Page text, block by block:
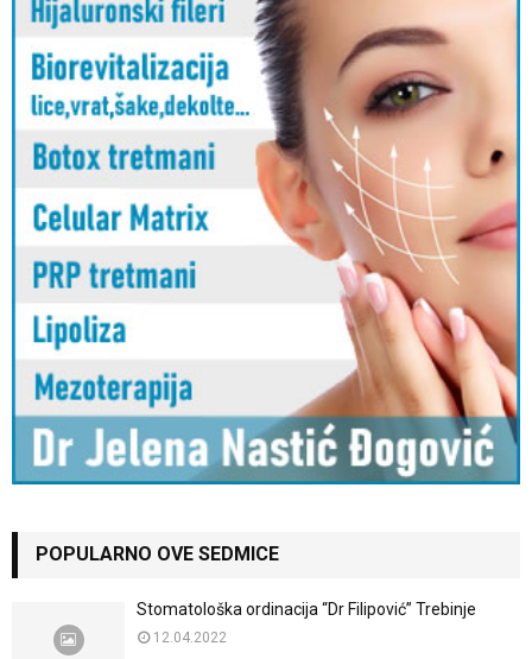
POPULARNO OVE SEDMICE
Stomatološka ordinacija “Dr Filipović” Trebinje
12.04.2022